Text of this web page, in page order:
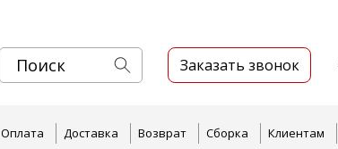
Заказать звонок
Оплата Доставка Возврат Сборка Клиентам